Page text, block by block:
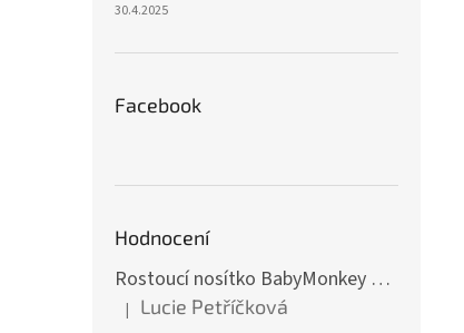
30.4.2025
Facebook
Hodnocení
Rostoucí nosítko BabyMonkey Original Essential - khaki zelené
Hodnocení produktu je 5 z 5 hvězdiček.
| Lucie Petříčková